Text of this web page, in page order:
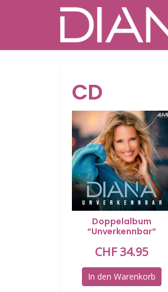
CD
Doppelalbum
“Unverkennbar”
CHF34.95
In den Warenkorb